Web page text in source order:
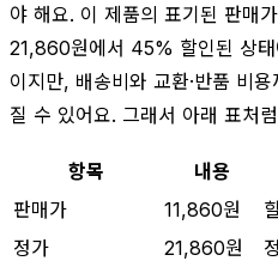
야 해요. 이 제품의 표기된 판매
21,860원에서 45% 할인된 상
이지만, 배송비와 교환·반품 비
질 수 있어요. 그래서 아래 표처
항목 내용
판매가
11,860원
정가
21,860원